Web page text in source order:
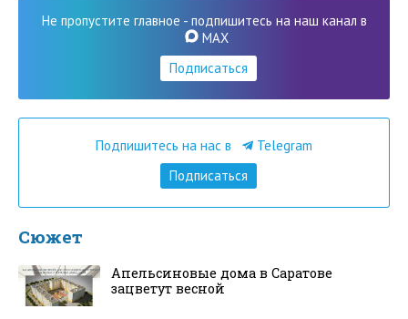
Не пропустите главное - подпишитесь на наш канал в
MAX
Подписаться
Подпишитесь на нас в
Telegram
Подписаться
Сюжет
Апельсиновые дома в Саратове
зацветут весной